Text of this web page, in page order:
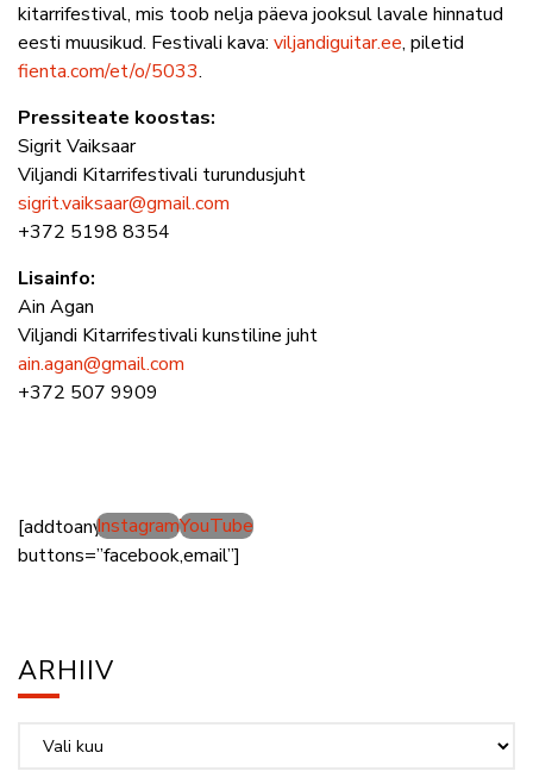
kitarrifestival, mis toob nelja päeva jooksul lavale hinnatud
eesti muusikud. Festivali kava: viljandiguitar.ee, piletid
fienta.com/et/o/5033.
Pressiteate koostas:
Sigrit Vaiksaar
Viljandi Kitarrifestivali turundusjuht
sigrit.vaiksaar@gmail.com
+372 5198 8354
Lisainfo:
Ain Agan
Viljandi Kitarrifestivali kunstiline juht
ain.agan@gmail.com
+372 507 9909
[addtoany
buttons=”facebook,email”]
InstagramYouTube
ARHIIV